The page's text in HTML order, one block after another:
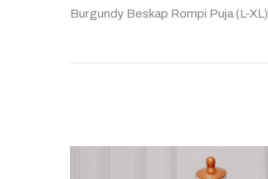
Burgundy Beskap Rompi Puja (L-XL)